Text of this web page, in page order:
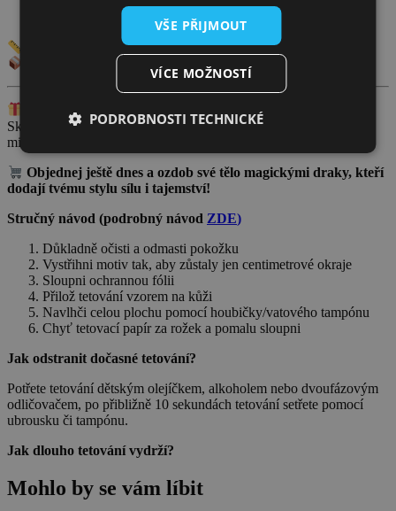
na hruď či hrudník
, pro rebelský a dravý vzhled
105 x 148 mm
1 arch s 4 glitter motivy draků
Tip Provitto:
Skvělé na festivaly, cosplay, párty, karnevaly nebo jako dárek pro
milovníky draků a fantasy motivů.
Objednej ještě dnes a ozdob své tělo magickými draky, kteří
dodají tvému stylu sílu i tajemství!
Stručný návod (podrobný návod ZDE)
Důkladně očisti a odmasti pokožku
Vystřihni motiv tak, aby zůstaly jen centimetrové okraje
Sloupni ochrannou fólii
Přilož tetování vzorem na kůži
Navlhči celou plochu pomocí houbičky/vatového tampónu
Chyť tetovací papír za rožek a pomalu sloupni
Jak odstranit dočasné tetování?
Potřete tetování dětským olejíčkem, alkoholem nebo dvoufázovým
odličovačem, po přibližně 10 sekundách tetování setřete pomocí
ubrousku či tampónu.
Jak dlouho tetování vydrží?
Mohlo by se vám líbit
VŠE PŘIJMOUT
VÍCE MOŽNOSTÍ
PODROBNOSTI TECHNICKÉ